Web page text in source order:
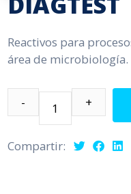
Reactivos para
área de microbiología.
Compartir: